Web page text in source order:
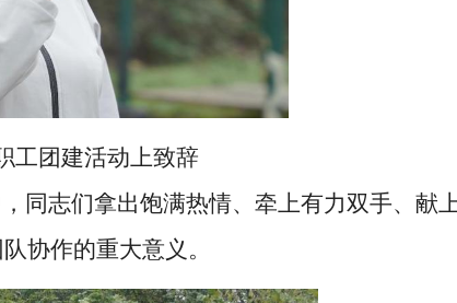
工团建活动上致辞
同志们拿出饱满热情、牵上有力双手、献
协作的重大意义。